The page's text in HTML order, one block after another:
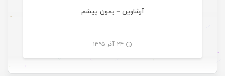
آرشاوین – بمون پیشم
۲۴ آذر ۱۳۹۵